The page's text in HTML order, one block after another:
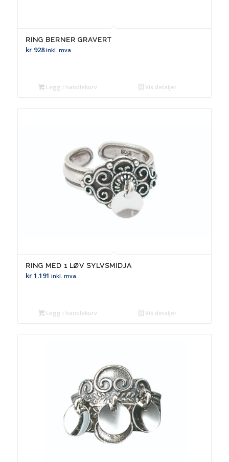
RING BERNER GRAVERT
kr928 inkl. mva.
Legg i handlekurv Vis detaljer
RING MED 1 LØV SYLVSMIDJA
kr1.191 inkl. mva.
Legg i handlekurv Vis detaljer